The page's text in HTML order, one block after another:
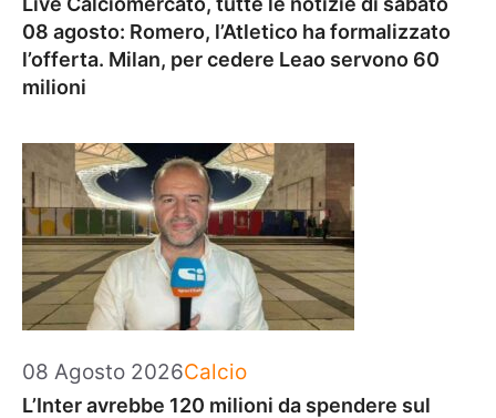
08 agosto: Romero, l’Atletico ha formalizzato
l’offerta. Milan, per cedere Leao servono 60
milioni
08 Agosto 2026Categorie
Calcio
L’Inter avrebbe 120 milioni da spendere sul